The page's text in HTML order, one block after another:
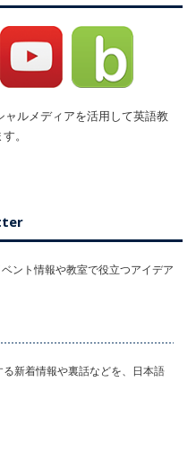
ャルメディアを活用して英語教
。
ント情報や教室で役立つアイデア
新着情報や裏話などを、日本語